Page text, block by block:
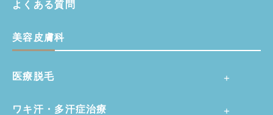
よくある質問
美容皮膚科
医療脱毛
ワキ汗・多汗症治療